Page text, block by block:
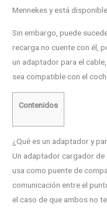
Mennekes y está
Sin embargo, puede
recarga no cuente con él,
un adaptador para el
sea compatible con el
Contenidos
¿Qué es un adaptador y
Un adaptador cargador
usa como puente de
comunicación entre el
el caso de que ambos no